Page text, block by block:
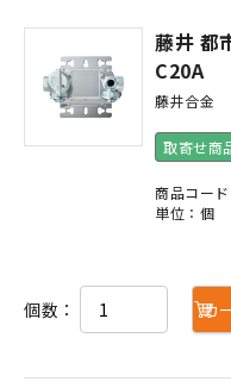
藤井 都
C20A
藤井合金
取寄せ商
商品コー
単位：個
個数： カ